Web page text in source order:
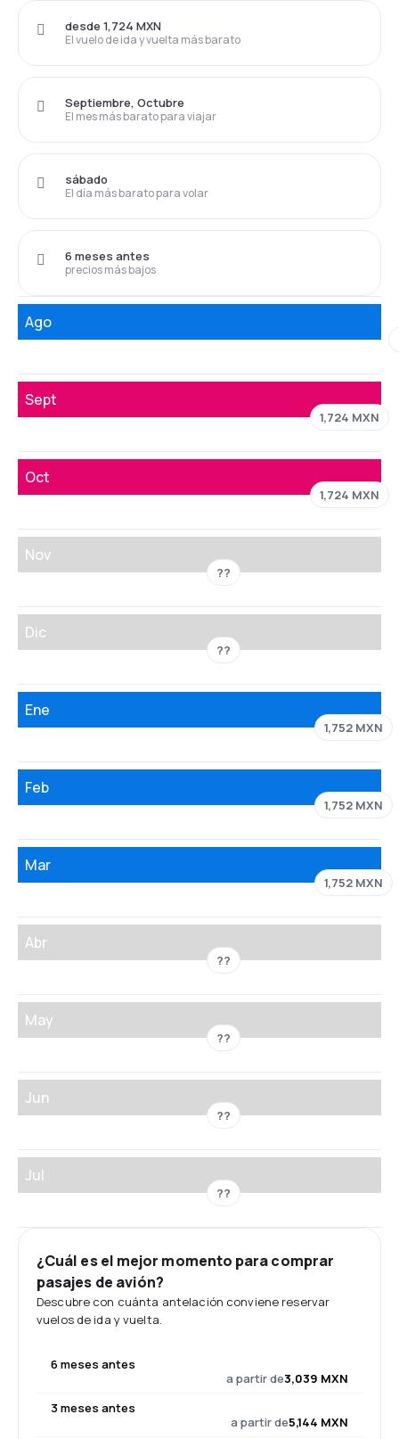
El vuelo de ida y vuelta más barato
desde 1,724 MXN
El mes más barato para viajar
Septiembre, Octubre
El día más barato para volar
sábado
precios más bajos
6 meses antes
Ago
Sept
1,724 MXN
Oct
1,724 MXN
Nov
??
Dic
??
Ene
1,752 MXN
Feb
1,752 MXN
Mar
1,752 MXN
Abr
??
May
??
Jun
??
Jul
??
¿Cuál es el mejor momento para comprar
pasajes de avión?
Descubre con cuánta antelación conviene reservar
vuelos de ida y vuelta.
6 meses antes
a partir de3,039 MXN
3 meses antes
a partir de5,144 MXN